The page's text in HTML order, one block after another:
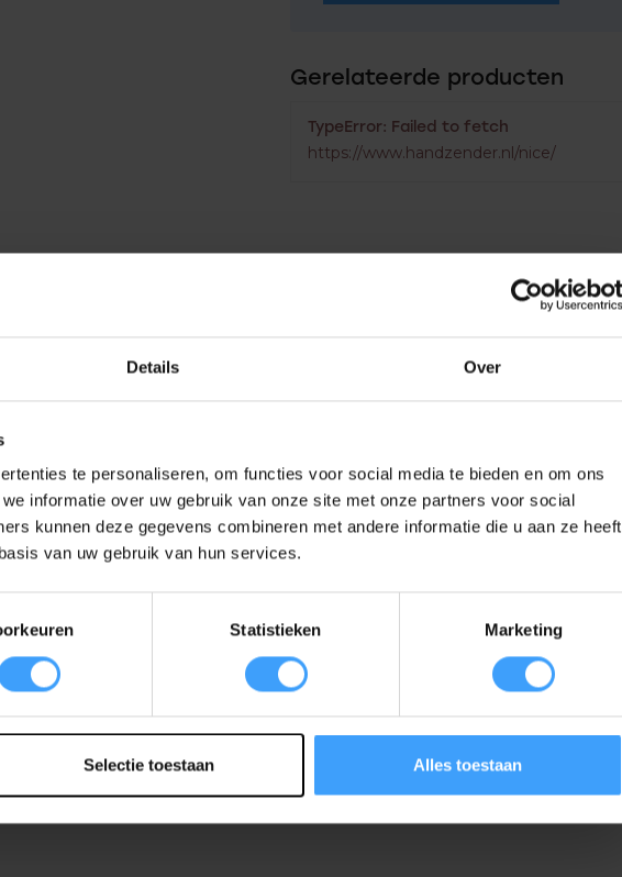
Details Over
te personaliseren, om functies voor social media te bieden en om ons
informatie over uw gebruik van onze site met onze partners voor social
kunnen deze gegevens combineren met andere informatie die u aan ze heeft
van uw gebruik van hun services.
Statistieken Marketing
Selectie toestaan Alles toestaan
Gerelateerde producten
TypeError: Failed to fetch
https://www.handzender.nl/nice/